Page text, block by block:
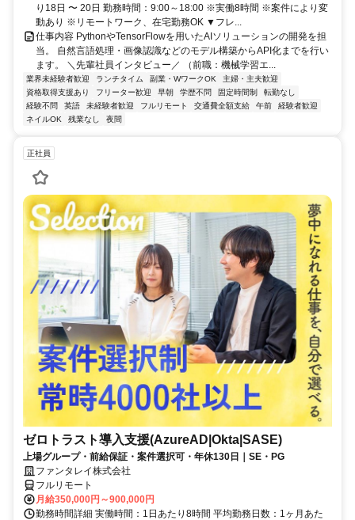
り18日 〜 20日 勤務時間：9:00～18:00 ※実働8時間 ※案件により変
動あり ※リモートワーク、在宅勤務OK ▼フレ...
仕事内容 PythonやTensorFlowを用いたAIソリューションの開発を担
当。 自然言語処理・画像認識などのモデル構築からAPI化までを行い
ます。 ＼先輩社員インタビュー／ （前職：機械学習エ...
業界未経験者歓迎 ランチタイム 副業・WワークOK
主婦・主夫歓迎
資格取得支援あり
フリーター歓迎 早朝 学歴不問 固定時間制
転勤なし
経験不問
英語 未経験者歓迎 フルリモート 交通費全額支給 午前
経験者歓迎
ネイルOK
残業なし 夜間
正社員
ゼロトラスト導入支援(AzureAD|Okta|SASE)
上場グループ・前給保証・案件選択可・年休130日｜SE・PG
ファンタレイ株式会社
フルリモート
月給350,000円～900,000円
勤務時間詳細 実働時間：1日あたり8時間 平均勤務日数：1ヶ月あた